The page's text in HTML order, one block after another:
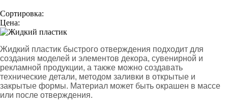
Сортировка:
Цена:
Жидкий пластик быстрого отверждения подходит для
создания моделей и элементов декора, сувенирной и
рекламной продукции, а также можно создавать
технические детали, методом заливки в открытые и
закрытые формы. Материал может быть окрашен в массе
или после отверждения.